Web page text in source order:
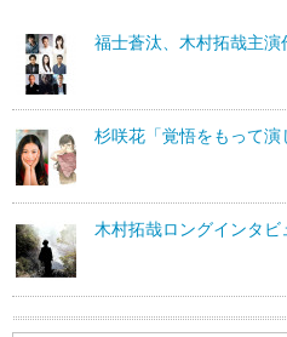
福士蒼汰、木村拓哉主演
杉咲花「覚悟をもって
木村拓哉ロングインタビ